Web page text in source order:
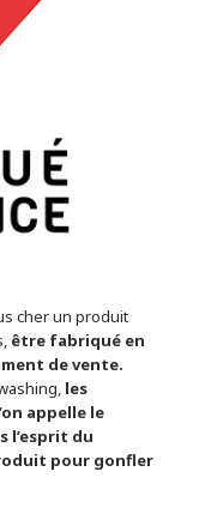
cher un produit
être fabriqué en
de vente.
les
appelle le
l’esprit du
pour gonfler